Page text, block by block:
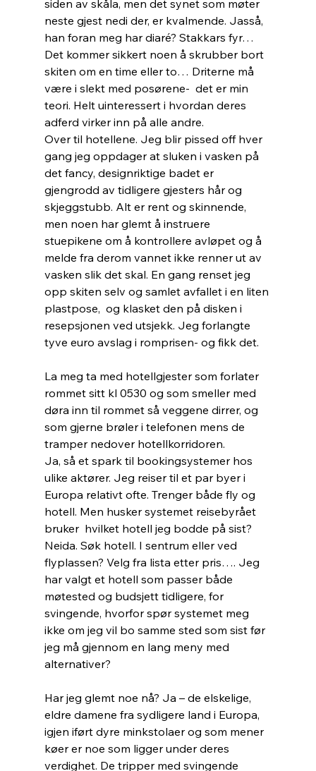
siden av skåla, men det synet som møter
neste gjest nedi der, er kvalmende. Jasså,
han foran meg har diaré? Stakkars fyr…
Det kommer sikkert noen å skrubber bort
skiten om en time eller to… Driterne må
være i slekt med posørene-  det er min
teori. Helt uinteressert i hvordan deres
adferd virker inn på alle andre.
Over til hotellene. Jeg blir pissed off hver
gang jeg oppdager at sluken i vasken på
det fancy, designriktige badet er
gjengrodd av tidligere gjesters hår og
skjeggstubb. Alt er rent og skinnende,
men noen har glemt å instruere
stuepikene om å kontrollere avløpet og å
melde fra derom vannet ikke renner ut av
vasken slik det skal. En gang renset jeg
opp skiten selv og samlet avfallet i en liten
plastpose,  og klasket den på disken i
resepsjonen ved utsjekk. Jeg forlangte
tyve euro avslag i romprisen- og fikk det.
La meg ta med hotellgjester som forlater
rommet sitt kl 0530 og som smeller med
døra inn til rommet så veggene dirrer, og
som gjerne brøler i telefonen mens de
tramper nedover hotellkorridoren.
Ja, så et spark til bookingsystemer hos
ulike aktører. Jeg reiser til et par byer i
Europa relativt ofte. Trenger både fly og
hotell. Men husker systemet reisebyrået
bruker  hvilket hotell jeg bodde på sist?
Neida. Søk hotell. I sentrum eller ved
flyplassen? Velg fra lista etter pris…. Jeg
har valgt et hotell som passer både
møtested og budsjett tidligere, for
svingende, hvorfor spør systemet meg
ikke om jeg vil bo samme sted som sist før
jeg må gjennom en lang meny med
alternativer?
Har jeg glemt noe nå? Ja – de elskelige,
eldre damene fra sydligere land i Europa,
igjen iført dyre minkstolaer og som mener
køer er noe som ligger under deres
verdighet. De tripper med svingende